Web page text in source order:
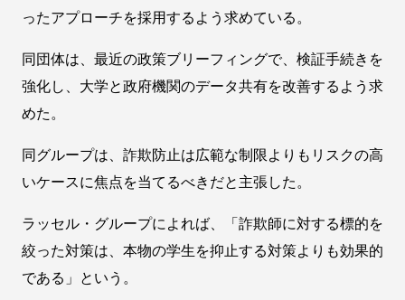
ったアプローチを採用するよう求めている。
同団体は、最近の政策ブリーフィングで、検証手続きを
強化し、大学と政府機関のデータ共有を改善するよう求
めた。
同グループは、詐欺防止は広範な制限よりもリスクの高
いケースに焦点を当てるべきだと主張した。
ラッセル・グループによれば、「詐欺師に対する標的を
絞った対策は、本物の学生を抑止する対策よりも効果的
である」という。